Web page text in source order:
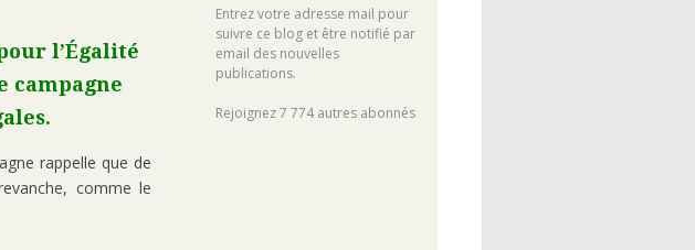
l’Égalité
campagne
rappelle que de
comme le
Entrez votre adresse mail pour
suivre ce blog et être notifié par
email des nouvelles
publications.
Rejoignez 7 774 autres abonnés